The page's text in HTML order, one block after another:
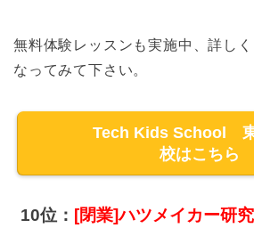
無料体験レッスンも実施中、詳し
なってみて下さい。
Tech Kids School
校はこちら
10位： [閉業]ハツメイカー研